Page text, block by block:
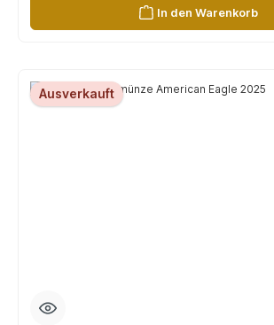
In den Warenkorb
Ausverkauft